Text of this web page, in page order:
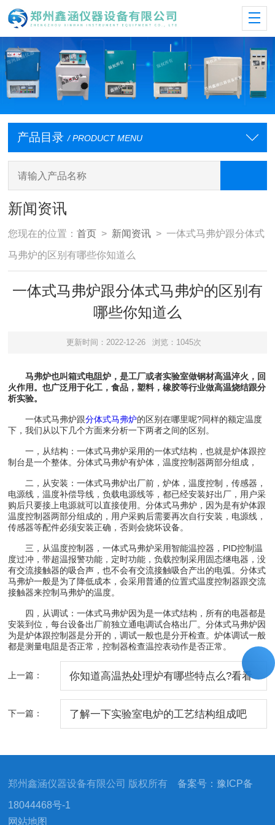
产品目录 / PRODUCT MENU
新闻资讯
您现在的位置：首页 > 新闻资讯 > 一体式马弗炉跟分体式
马弗炉的区别有哪些你知道么
一体式马弗炉跟分体式马弗炉的区别有
哪些你知道么
更新时间：2022-12-26 浏览：1045次
马弗炉也叫箱式电阻炉，是工厂或者实验室做钢材高温淬火，回
火作用。也广泛用于化工，食品，塑料，橡胶等行业做高温烧结跟分
析实验。
一体式马弗炉跟分体式马弗炉的区别在哪里呢?同样的额定温度
下，我们从以下几个方面来分析一下两者之间的区别。
一，从结构：一体式马弗炉采用的一体式结构，也就是炉体跟控
制台是一个整体。分体式马弗炉有炉体，温度控制器两部分组成，
二，从安装：一体式马弗炉出厂前，炉体，温度控制，传感器，
电源线，温度补偿导线，负载电源线等，都已经安装好出厂，用户采
购后只要接上电源就可以直接使用。分体式马弗炉，因为是有炉体跟
温度控制器两部分组成的，用户采购后需要再次自行安装，电源线，
传感器等配件必须安装正确，否则会烧坏设备。
三，从温度控制器，一体式马弗炉采用智能温控器，PID控制温
度过冲，带超温报警功能，定时功能，负载控制采用固态继电器，没
有交流接触器的吸合声，也不会有交流接触吸合产出的电弧。分体式
马弗炉一般是为了降低成本，会采用普通的位置式温度控制器跟交流
接触器来控制马弗炉的温度。
四，从调试：一体式马弗炉因为是一体式结构，所有的电器都是
安装到位，每台设备出厂前独立通电调试合格出厂。分体式马弗炉因
为是炉体跟控制器是分开的，调试一般也是分开检查。炉体调试一般
都是测量电阻是否正常，控制器检查温控表动作是否正常。
上一篇： 你知道高温热处理炉有哪些特点么?看看
下一篇： 了解一下实验室电炉的工艺结构组成吧
郑州鑫涵仪器设备有限公司 版权所有备案号：豫ICP备
18044468号-1
网站地图